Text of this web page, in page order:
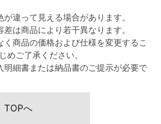
違って見える場合があります。
は商品により若干異なります。
商品の価格および仕様を変更するこ
めご了承ください。
細書または納品書のご提示が必要で
TOPへ